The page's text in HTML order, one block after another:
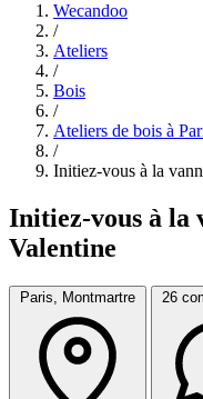
Wecandoo
/
Ateliers
/
Bois
/
Ateliers de bois à
/
Initiez-vous à la
Initiez-vous à la
Valentine
Paris, Montmartre 26